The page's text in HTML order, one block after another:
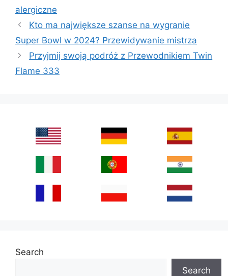
alergiczne
Kto ma największe szanse na wygranie
Super Bowl w 2024? Przewidywanie mistrza
Przyjmij swoją podróż z Przewodnikiem Twin
Flame 333
Search
Search